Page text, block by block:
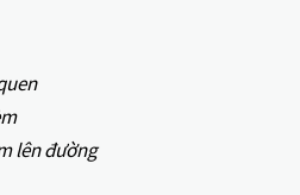
lên đường